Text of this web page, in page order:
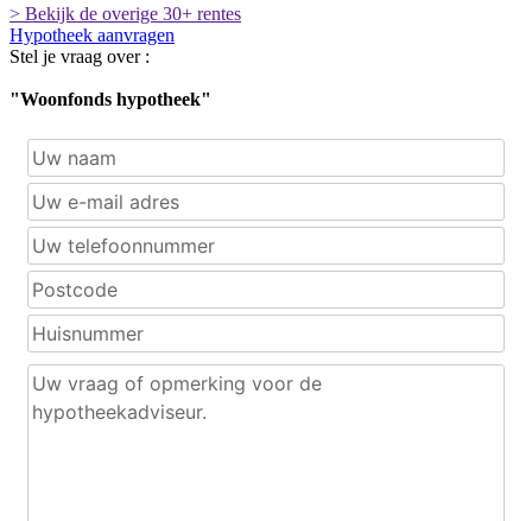
> Bekijk de overige 30+ rentes
Hypotheek aanvragen
Stel je vraag over :
"Woonfonds hypotheek"